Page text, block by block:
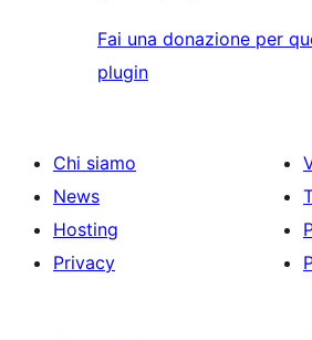
Fai una donazione per
plugin
Chi siamo
News
Hosting
Privacy